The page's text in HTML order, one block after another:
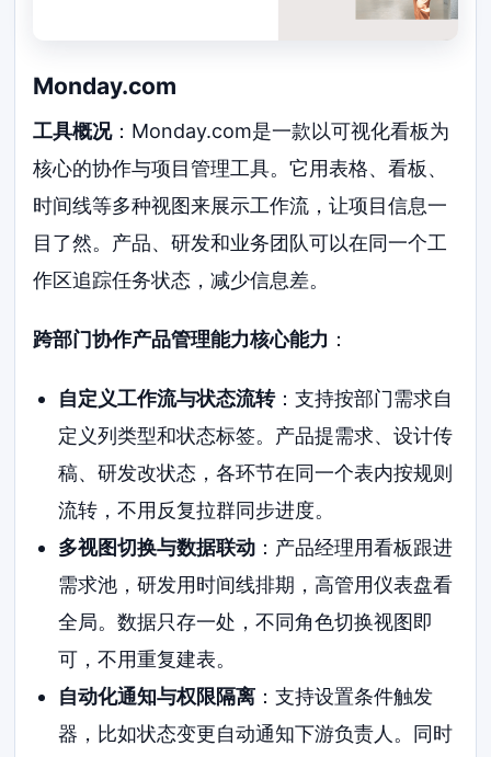
Monday.com
工具概况：Monday.com是一款以可视化看板为
核心的协作与项目管理工具。它用表格、看板、
时间线等多种视图来展示工作流，让项目信息一
目了然。产品、研发和业务团队可以在同一个工
作区追踪任务状态，减少信息差。
跨部门协作产品管理能力核心能力 ：
自定义工作流与状态流转：支持按部门需求自
定义列类型和状态标签。产品提需求、设计传
稿、研发改状态，各环节在同一个表内按规则
流转，不用反复拉群同步进度。
多视图切换与数据联动：产品经理用看板跟进
需求池，研发用时间线排期，高管用仪表盘看
全局。数据只存一处，不同角色切换视图即
可，不用重复建表。
自动化通知与权限隔离：支持设置条件触发
器，比如状态变更自动通知下游负责人。同时